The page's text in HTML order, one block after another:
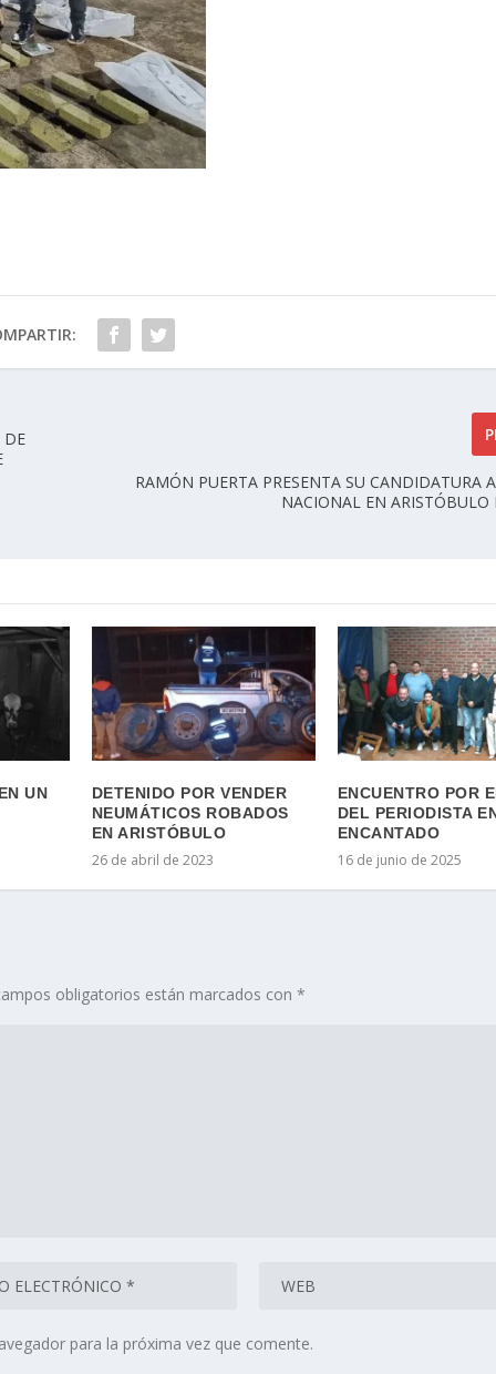
DE
RAMÓN PUERTA PRESENTA SU CANDIDATURA
NACIONAL EN ARISTÓBULO
UN
DETENIDO POR VENDER
NEUMÁTICOS ROBADOS
EN ARISTÓBULO
26 de abril de 2023
ENCUENTRO POR
DEL PERIODISTA
ENCANTADO
16 de junio de 2025
obligatorios están marcados con*
para la próxima vez que comente.